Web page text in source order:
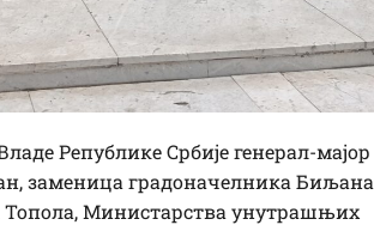
Републике Србије генерал-мајор
заменица градоначелника Биљана
Топола, Министарства унутрашњих